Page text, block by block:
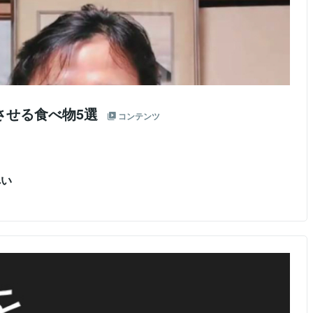
せる食べ物5選 コンテンツ